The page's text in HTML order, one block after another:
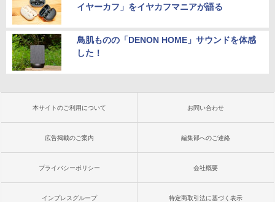
イヤーカフ」をイヤカフマニアが語る
鳥肌ものの「DENON HOME」サウンドを体感
した！
本サイトのご利用について お問い合わせ
広告掲載のご案内 編集部へのご連絡
プライバシーポリシー 会社概要
インプレスグループ 特定商取引法に基づく表示